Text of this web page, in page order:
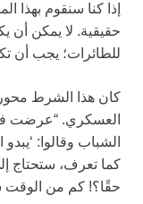
إذا كنا سنقوم
حقيقية. لا يمكن أن
للطائرات؛ يجب أن
كان هذا الشرط محور
العسكري. “عرضت
الشباب وقالوا:
كما تعرف، ستحتاج
حقًا؟! كم من الوقت